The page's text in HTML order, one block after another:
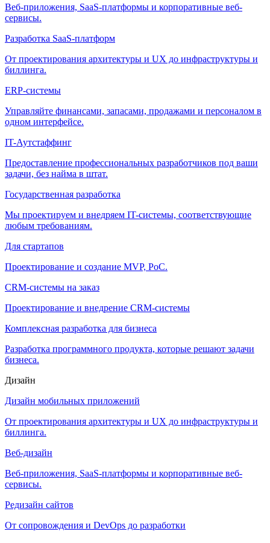
Веб-приложения, SaaS-платформы и корпоративные веб-
сервисы.
Разработка SaaS-платформ
От проектирования архитектуры и UX до инфраструктуры и
биллинга.
ERP-системы
Управляйте финансами, запасами, продажами и персоналом в
одном интерфейсе.
IT-Аутстаффинг
Предоставление профессиональных разработчиков под ваши
задачи, без найма в штат.
Государственная разработка
Мы проектируем и внедряем IT-системы, соответствующие
любым требованиям.
Для стартапов
Проектирование и создание MVP, PoC.
CRM-системы на заказ
Проектирование и внедрение CRM-системы
Комплексная разработка для бизнеса
Разработка программного продукта, которые решают задачи
бизнеса.
Дизайн
Дизайн мобильных приложений
От проектирования архитектуры и UX до инфраструктуры и
биллинга.
Веб-дизайн
Веб-приложения, SaaS-платформы и корпоративные веб-
сервисы.
Редизайн сайтов
От сопровождения и DevOps до разработки